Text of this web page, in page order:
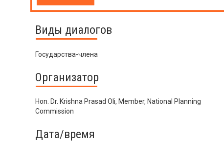
Виды диалогов
Государства-члена
Организатор
Hon. Dr. Krishna Prasad Oli, Member, National Planning
Commission
Дата/время